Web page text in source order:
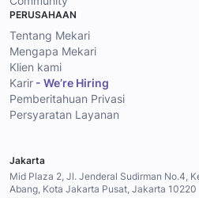
PERUSAHAAN
Tentang Mekari
Mengapa Mekari
Klien kami
Karir - We’re Hiring
Pemberitahuan Privasi
Persyaratan Layanan
Jakarta
Mid Plaza 2, Jl. Jenderal Sudirman No.4,
Abang, Kota Jakarta Pusat, Jakarta 10220